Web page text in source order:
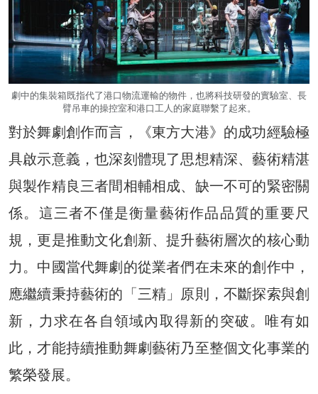
劇中的集裝箱既指代了港口物流運輸的物件，也將科技研發的實驗室、長
臂吊車的操控室和港口工人的家庭聯繫了起來。
對於舞劇創作而言，《東方大港》的成功經驗極
具啟示意義，也深刻體現了思想精深、藝術精湛
與製作精良三者間相輔相成、缺一不可的緊密關
係。這三者不僅是衡量藝術作品品質的重要尺
規，更是推動文化創新、提升藝術層次的核心動
力。中國當代舞劇的從業者們在未來的創作中，
應繼續秉持藝術的「三精」原則，不斷探索與創
新，力求在各自領域內取得新的突破。唯有如
此，才能持續推動舞劇藝術乃至整個文化事業的
繁榮發展。